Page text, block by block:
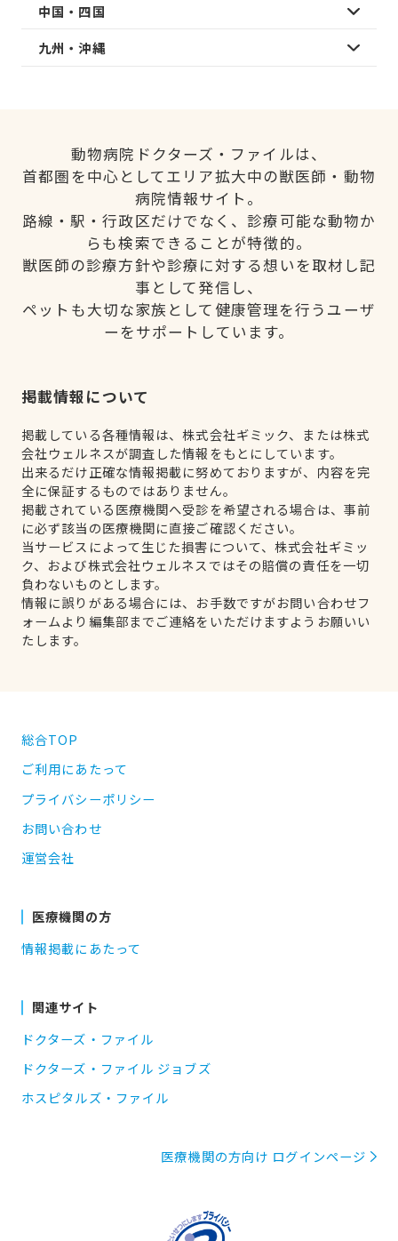
中国・四国
九州・沖縄
動物病院ドクターズ・ファイルは、
首都圏を中心としてエリア拡大中の獣医師・動物
病院情報サイト。
路線・駅・行政区だけでなく、診療可能な動物か
らも検索できることが特徴的。
獣医師の診療方針や診療に対する想いを取材し記
事として発信し、
ペットも大切な家族として健康管理を行うユーザ
ーをサポートしています。
掲載情報について
掲載している各種情報は、株式会社ギミック、または株式
会社ウェルネスが調査した情報をもとにしています。
出来るだけ正確な情報掲載に努めておりますが、内容を完
全に保証するものではありません。
掲載されている医療機関へ受診を希望される場合は、事前
に必ず該当の医療機関に直接ご確認ください。
当サービスによって生じた損害について、株式会社ギミッ
ク、および株式会社ウェルネスではその賠償の責任を一切
負わないものとします。
情報に誤りがある場合には、お手数ですがお問い合わせフ
ォームより編集部までご連絡をいただけますようお願いい
たします。
総合TOP
ご利用にあたって
プライバシーポリシー
お問い合わせ
運営会社
医療機関の方
情報掲載にあたって
関連サイト
ドクターズ・ファイル
ドクターズ・ファイル ジョブズ
ホスピタルズ・ファイル
医療機関の方向け ログインページ